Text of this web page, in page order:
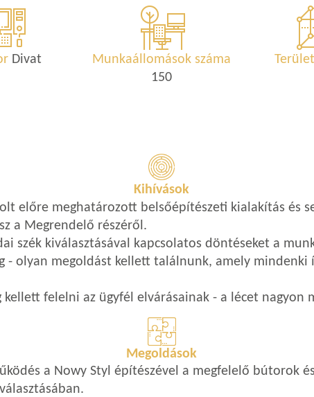
Divat
Munkaállomások száma
150
Terület
Kihívások
előre meghatározott belsőépítészeti kialakítás és
a Megrendelő részéről.
szék kiválasztásával kapcsolatos döntéseket a
- olyan megoldást kellett találnunk, amely mindenki
felelni az ügyfél elvárásainak - a lécet nagyon
Megoldások
a Nowy Styl építészével a megfelelő bútorok